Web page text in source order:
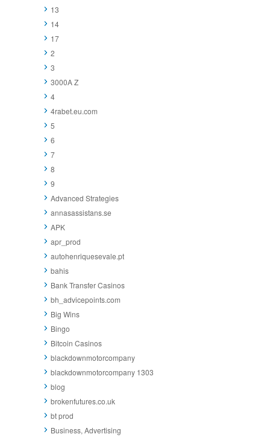
13
14
17
2
3
3000A Z
4
4rabet.eu.com
5
6
7
8
9
Advanced Strategies
annasassistans.se
APK
apr_prod
autohenriquesevale.pt
bahis
Bank Transfer Casinos
bh_advicepoints.com
Big Wins
Bingo
Bitcoin Casinos
blackdownmotorcompany
blackdownmotorcompany 1303
blog
brokenfutures.co.uk
bt prod
Business, Advertising